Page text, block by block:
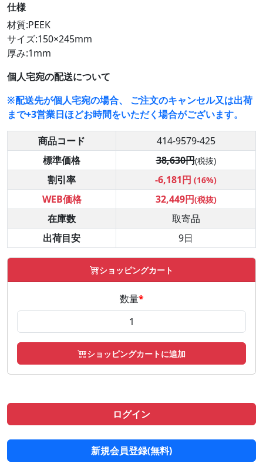
仕様
材質:PEEK
サイズ:150×245mm
厚み:1mm
個人宅宛の配送について
※配送先が個人宅宛の場合、 ご注文のキャンセル又は出荷
まで+3営業日ほどお時間をいただく場合がございます。
商品コード
414-9579-425
標準価格
38,630円(税抜)
割引率 -6,181円 (16%)
WEB価格 32,449円(税抜)
在庫数
取寄品
出荷目安
9日
ショッピングカート
数量*
ショッピングカートに追加
ログイン
新規会員登録(無料)